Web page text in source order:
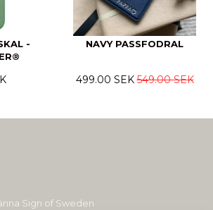
-
NAVY PASSFODRAL
499.00 SEK549.00 SEK
Sign of Sweden